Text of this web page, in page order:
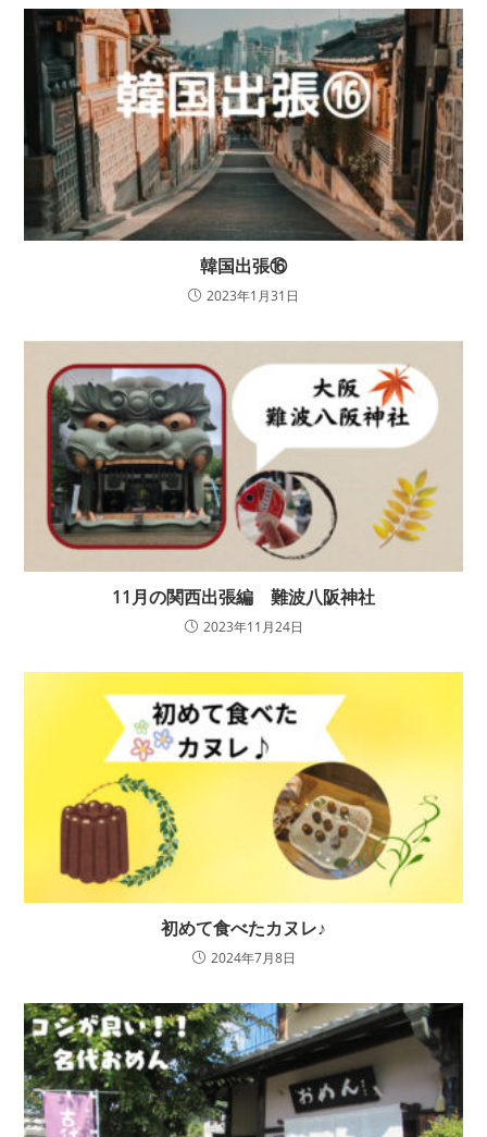
韓国出張⑯
2023年1月31日
11月の関西出張編 難波八阪神社
2023年11月24日
初めて食べたカヌレ♪
2024年7月8日